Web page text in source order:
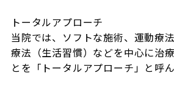
トータルアプローチ
当院では、ソフトな施術、運動療
療法（生活習慣）などを中心に治
とを「トータルアプローチ」と呼ん